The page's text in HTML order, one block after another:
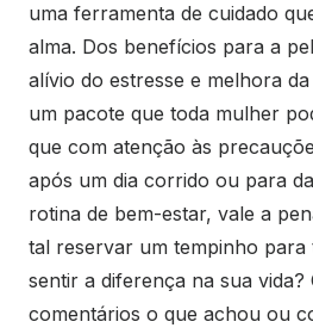
uma ferramenta de cuidado
alma. Dos benefícios para a
alívio do estresse e melhora
um pacote que toda mulher
que com atenção às
após um dia corrido ou para
rotina de bem-estar, vale a
tal reservar um tempinho para
sentir a diferença na sua vida?
comentários o que achou ou